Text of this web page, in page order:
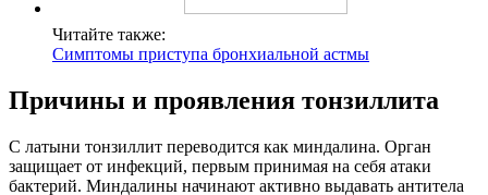
Читайте также:
Симптомы приступа бронхиальной астмы
Причины и проявления тонзиллита
С латыни тонзиллит переводится как миндалина. Орган
защищает от инфекций, первым принимая на себя атаки
бактерий. Миндалины начинают активно выдавать антитела